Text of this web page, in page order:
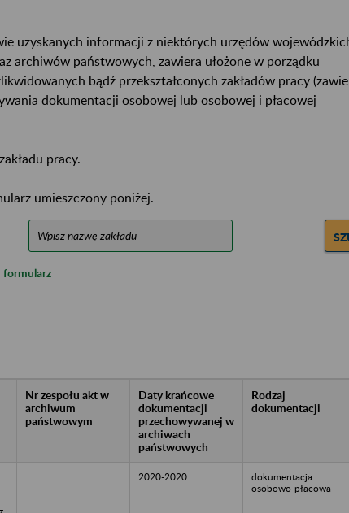
uzyskanych informacji z niektórych urzędów
archiwów państwowych, zawiera ułożone w porządku
bądź przekształconych zakładów pracy
dokumentacji osobowej lub osobowej i płacowej
pracy.
umieszczony poniżej.
formularz
Nr zespołu akt w
archiwum
państwowym
Daty krańcowe
dokumentacji
przechowywanej w
archiwach
państwowych
Rodzaj
dokumentacji
2020-2020
dokumentacja
osobowo-płacowa